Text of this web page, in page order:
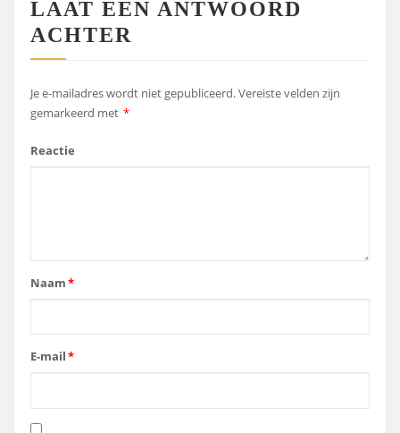
LAAT EEN ANTWOORD
ACHTER
Je e-mailadres wordt niet gepubliceerd.Vereiste velden zijn
gemarkeerd met *
Reactie
Naam*
E-mail*